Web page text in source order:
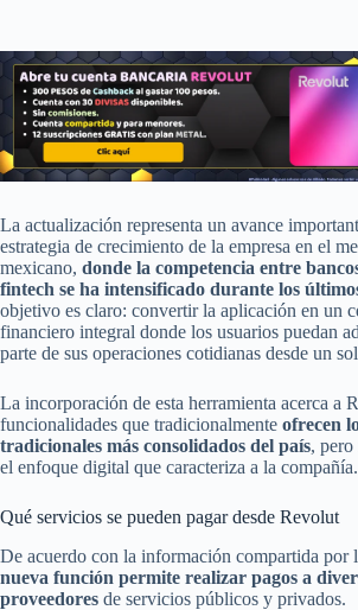
La actualización representa un avance
estrategia de crecimiento de la empresa en el
mexicano, donde la competencia entre
fintech se ha intensificado durante los
objetivo es claro: convertir la aplicación en un
financiero integral donde los usuarios puedan
parte de sus operaciones cotidianas desde un
La incorporación de esta herramienta acerca a
funcionalidades que tradicionalmente ofrecen
tradicionales más consolidados del país, pero
el enfoque digital que caracteriza a la compañía.
Qué servicios se pueden pagar desde Revolut
De acuerdo con la información compartida por
nueva función permite realizar pagos a
proveedores de servicios públicos y privados.